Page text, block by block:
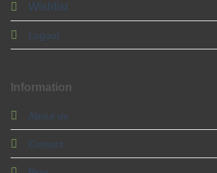
Wishlist
Logout
Information
About us
Contact